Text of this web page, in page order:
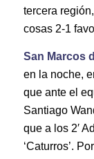
tercera
cosas 2-1
San Marcos
en la noche,
que ante el
Santiago
que a los 2′
‘Caturros’.